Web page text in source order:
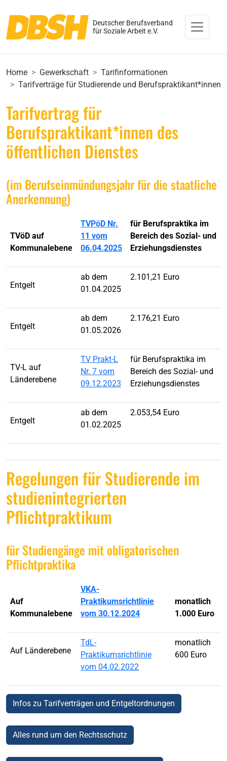
Deutscher Berufsverband
für Soziale Arbeit e.V.
Home Gewerkschaft
Tarifinformationen
Tarifverträge für Studierende und Berufspraktikant*innen
Tarifvertrag für
Berufspraktikant*innen des
öffentlichen Dienstes
(im Berufseinmündungsjahr für die staatliche
Anerkennung)
TVöD auf
Kommunalebene
TVPöD Nr.
11 vom
06.04.2025
für Berufspraktika im
Bereich des Sozial- und
Erziehungsdienstes
Entgelt
ab dem
01.04.2025
2.101,21 Euro
Entgelt
ab dem
01.05.2026
2.176,21 Euro
TV-L auf
Länderebene
TV Prakt-L
Nr. 7 vom
09.12.2023
für Berufspraktika im
Bereich des Sozial- und
Erziehungsdienstes
Entgelt
ab dem
01.02.2025
2.053,54 Euro
Regelungen für Studierende im
studienintegrierten
Pflichtpraktikum
für Studiengänge mit obligatorischen
Pflichtpraktika
Auf
Kommunalebene
VKA-
Praktikumsrichtlinie
vom 30.12.2024
monatlich
1.000 Euro
Auf Länderebene
TdL-
Praktikumsrichtlinie
vom 04.02.2022
monatlich
600 Euro
Infos zu Tarifverträgen und Entgeltordnungen
Alles rund um den Rechtsschutz